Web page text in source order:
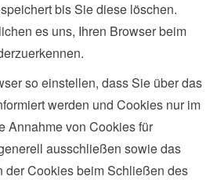
bis Sie diese löschen.
es uns, Ihren Browser beim
so einstellen, dass Sie über das
werden und Cookies nur im
Annahme von Cookies für
ausschließen sowie das
der Cookies beim Schließen des